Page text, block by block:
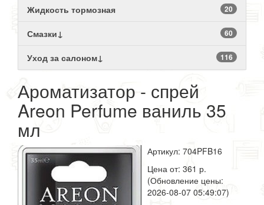
Жидкость тормозная 20
Смазки↓ 60
Уход за салоном↓ 116
Ароматизатор - спрей
Areon Perfume ваниль 35
мл
Артикул: 704PFB16
Цена от: 361 р.
(Обновление цены:
2026-08-07 05:49:07)